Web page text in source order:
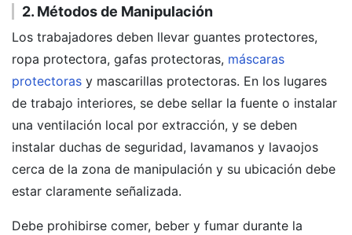
2. Métodos de Manipulación
Los trabajadores deben llevar guantes protectores,
ropa protectora, gafas protectoras, máscaras
protectoras y mascarillas protectoras. En los lugares
de trabajo interiores, se debe sellar la fuente o instalar
una ventilación local por extracción, y se deben
instalar duchas de seguridad, lavamanos y lavaojos
cerca de la zona de manipulación y su ubicación debe
estar claramente señalizada.
Debe prohibirse comer, beber y fumar durante la